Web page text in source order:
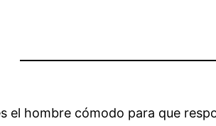
el hombre cómodo para que